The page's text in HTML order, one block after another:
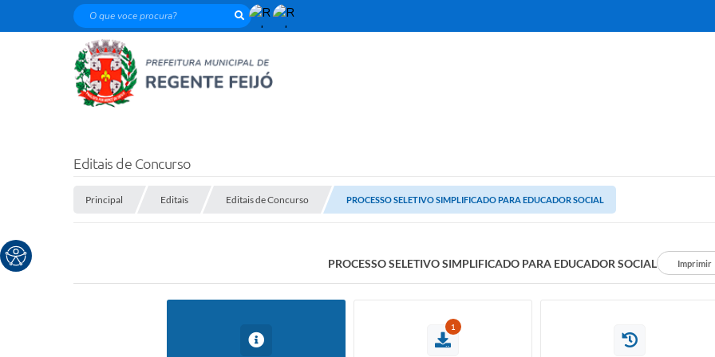
O que voce procura?
Editais de Concurso
Principal Editais Editais de Concurso PROCESSO SELETIVO SIMPLIFICADO PARA EDUCADOR SOCIAL
PROCESSO SELETIVO SIMPLIFICADO PARA EDUCADOR SOCIAL Imprimir
1